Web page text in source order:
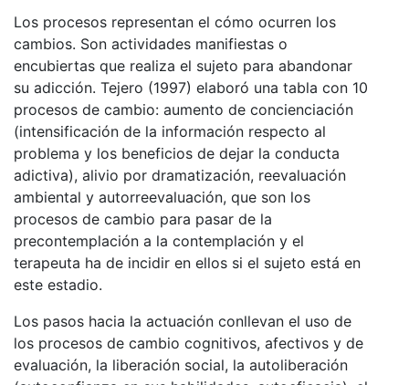
Los procesos representan el cómo ocurren los
cambios. Son actividades manifiestas o
encubiertas que realiza el sujeto para abandonar
su adicción. Tejero (1997) elaboró una tabla con 10
procesos de cambio: aumento de concienciación
(intensificación de la información respecto al
problema y los beneficios de dejar la conducta
adictiva), alivio por dramatización, reevaluación
ambiental y autorreevaluación, que son los
procesos de cambio para pasar de la
precontemplación a la contemplación y el
terapeuta ha de incidir en ellos si el sujeto está en
este estadio.
Los pasos hacia la actuación conllevan el uso de
los procesos de cambio cognitivos, afectivos y de
evaluación, la liberación social, la autoliberación